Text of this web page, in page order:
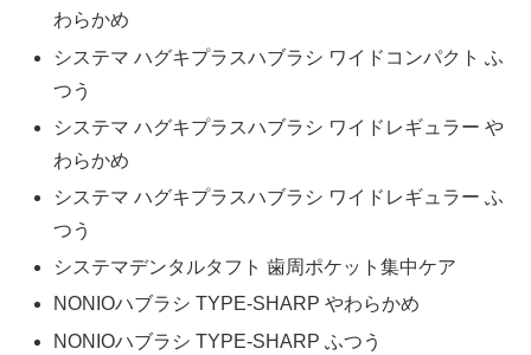
わらかめ
システマ ハグキプラスハブラシ ワイドコンパクト ふ
つう
システマ ハグキプラスハブラシ ワイドレギュラー や
わらかめ
システマ ハグキプラスハブラシ ワイドレギュラー ふ
つう
システマデンタルタフト 歯周ポケット集中ケア
NONIOハブラシ TYPE-SHARP やわらかめ
NONIOハブラシ TYPE-SHARP ふつう